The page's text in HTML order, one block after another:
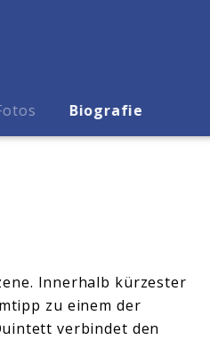
Biografie
Innerhalb kürzester
zu einem der
verbindet den